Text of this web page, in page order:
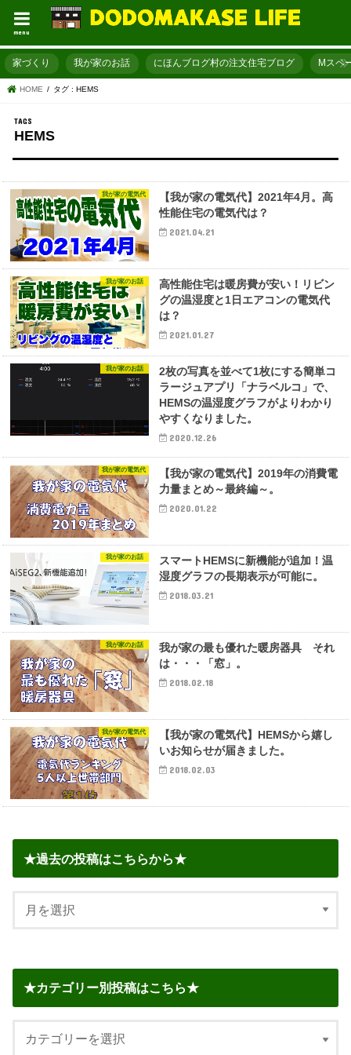
menu
家づくり 我が家のお話 にほんブログ村の注文住宅ブログ Mスペ
HOME タグ : HEMS
HEMS
我が家の電気代
【我が家の電気代】2021年4月。高
性能住宅の電気代は？
2021.04.21
我が家のお話
高性能住宅は暖房費が安い！リビン
グの温湿度と1日エアコンの電気代
は？
2021.01.27
我が家のお話
2枚の写真を並べて1枚にする簡単コ
ラージュアプリ「ナラベルコ」で、
HEMSの温湿度グラフがよりわかり
やすくなりました。
2020.12.26
我が家の電気代
【我が家の電気代】2019年の消費電
力量まとめ～最終編～。
2020.01.22
我が家のお話
スマートHEMSに新機能が追加！温
湿度グラフの長期表示が可能に。
2018.03.21
我が家のお話
我が家の最も優れた暖房器具 それ
は・・・「窓」。
2018.02.18
我が家の電気代
【我が家の電気代】HEMSから嬉し
いお知らせが届きました。
2018.02.03
★過去の投稿はこちらから★
★カテゴリー別投稿はこちら★